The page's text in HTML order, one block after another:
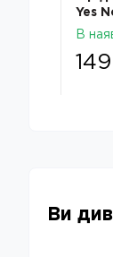
Yes
В
Ви